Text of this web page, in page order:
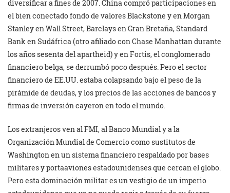
diversificar a fines de 2007. China compró participaciones en
el bien conectado fondo de valores Blackstone y en Morgan
Stanley en Wall Street, Barclays en Gran Bretaña, Standard
Bank en Sudáfrica (otro afiliado con Chase Manhattan durante
los años sesenta del apartheid) y en Fortis, el conglomerado
financiero belga, se derrumbó poco después. Pero el sector
financiero de EE.UU. estaba colapsando bajo el peso de la
pirámide de deudas, y los precios de las acciones de bancos y
firmas de inversión cayeron en todo el mundo.
Los extranjeros ven al FMI, al Banco Mundial y a la
Organización Mundial de Comercio como sustitutos de
Washington en un sistema financiero respaldado por bases
militares y portaaviones estadounidenses que cercan el globo.
Pero esta dominación militar es un vestigio de un imperio